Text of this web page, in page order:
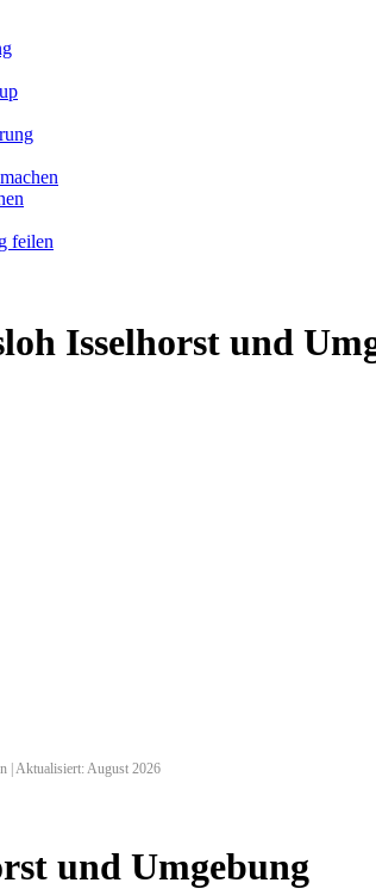
feilen
Isselhorst und
| Aktualisiert: August 2026
und Umgebung